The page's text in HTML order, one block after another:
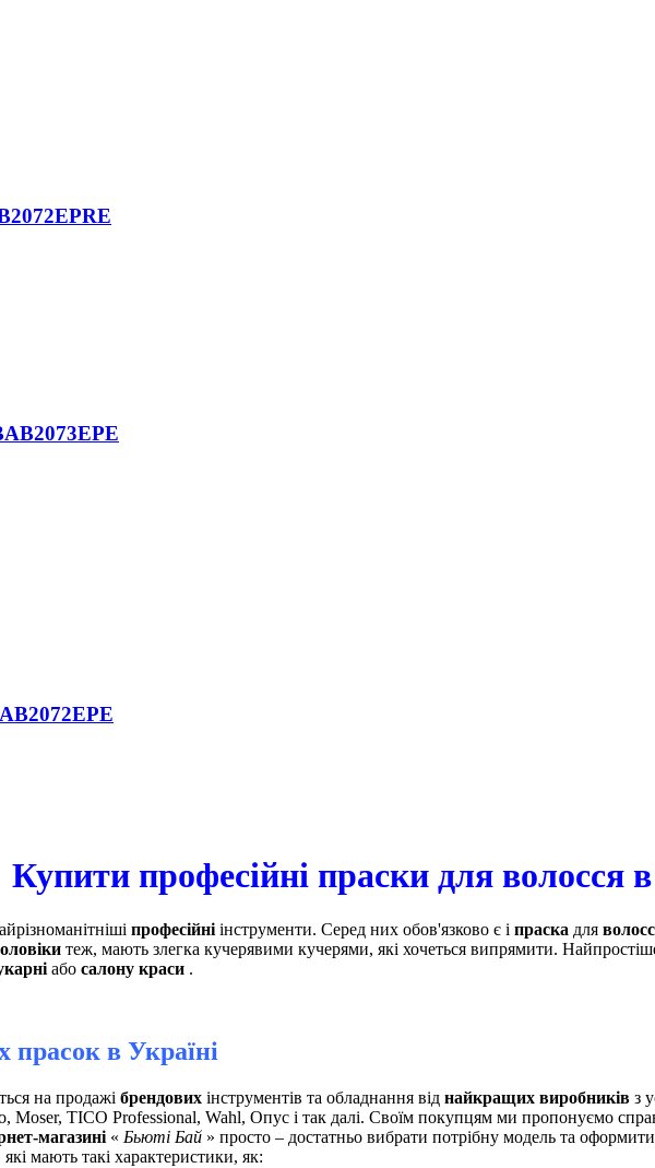
Купити професійні праски для волосся в
професійні інструменти. Серед них обов'язково є і праска для
теж, мають злегка кучерявими кучерями, які хочеться випрямити.
або салону краси .
прасок в Україні
на продажі брендових інструментів та обладнання від найкращих виробників з
Moser, TICO Professional, Wahl, Опус і так далі. Своїм покупцям ми пропонуємо
магазині « Бьюті Бай » просто – достатньо вибрати потрібну модель та
мають такі характеристики, як: